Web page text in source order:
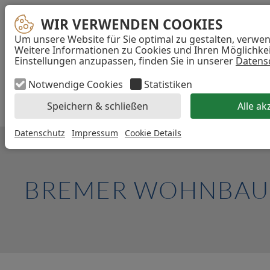
WIR VERWENDEN COOKIES
Um unsere Website für Sie optimal zu gestalten,
Weitere Informationen zu Cookies und Ihren
Einstellungen anzupassen, finden Sie in unserer
Notwendige Cookies
Statistiken
Speichern & schließen
Alle
Datenschutz Impressum Cookie Details
WIR VERWENDEN COOKIES
...
Akzeptieren
Navigation
überspringen
DIE GRUPPE PROJEKTE PRESSE
BREMER